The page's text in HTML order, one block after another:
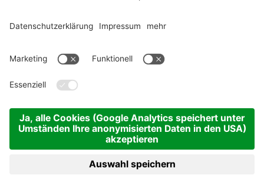
Christkindleinzug
Zum Download